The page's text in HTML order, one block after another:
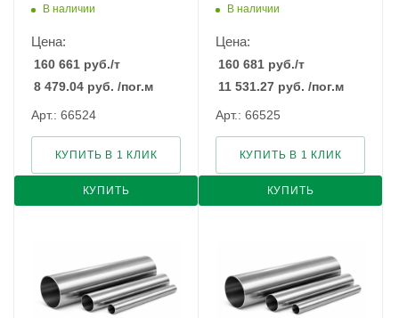
В наличии
Цена:
160 661 руб./т
8 479.04 руб. /пог.м
Арт.: 66524
КУПИТЬ
КУПИТЬ В 1 КЛИК
В наличии
Цена:
160 681 руб./т
11 531.27 руб. /пог.м
Арт.: 66525
КУПИТЬ
КУПИТЬ В 1 КЛИК